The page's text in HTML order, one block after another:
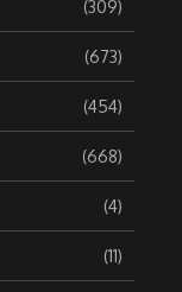
(309)
(673)
(454)
(668)
(4)
(11)